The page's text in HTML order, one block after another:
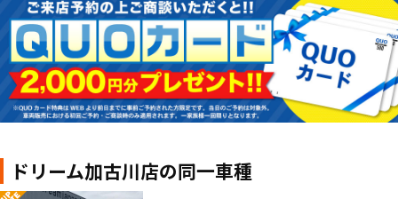
ドリーム加古川店の同一車種